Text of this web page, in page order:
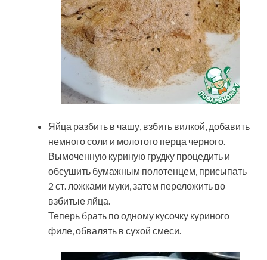
Яйца разбить в чашу, взбить вилкой, добавить
немного соли и молотого перца черного.
Вымоченную куриную грудку процедить и
обсушить бумажным полотенцем, присыпать
2 ст. ложками муки, затем переложить во
взбитые яйца.
Теперь брать по одному кусочку куриного
филе, обвалять в сухой смеси.